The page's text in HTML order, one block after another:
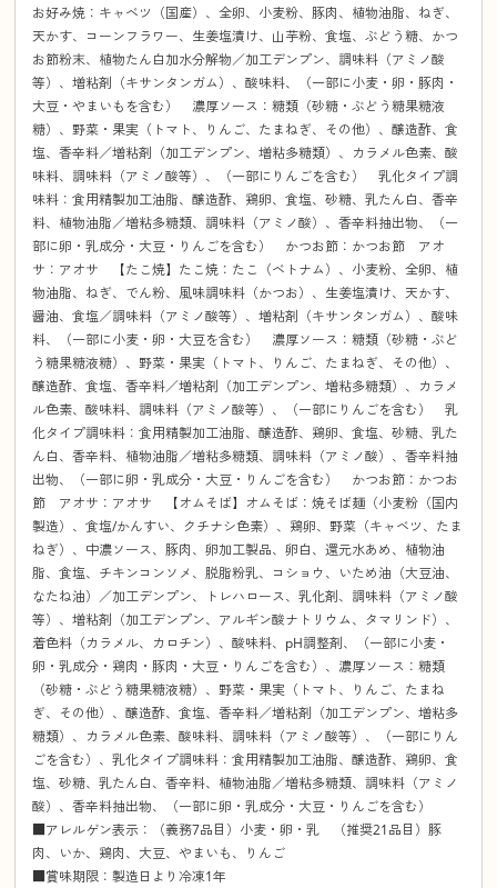
お好み焼：キャベツ（国産）、全卵、小麦粉、豚肉、植物油脂、ねぎ、
天かす、コーンフラワー、生姜塩漬け、山芋粉、食塩、ぶどう糖、かつ
お節粉末、植物たん白加水分解物／加工デンプン、調味料（アミノ酸
等）、増粘剤（キサンタンガム）、酸味料、（一部に小麦・卵・豚肉・
大豆・やまいもを含む） 濃厚ソース：糖類（砂糖・ぶどう糖果糖液
糖）、野菜・果実（トマト、りんご、たまねぎ、その他）、醸造酢、食
塩、香辛料／増粘剤（加工デンプン、増粘多糖類）、カラメル色素、酸
味料、調味料（アミノ酸等）、（一部にりんごを含む） 乳化タイプ調
味料：食用精製加工油脂、醸造酢、鶏卵、食塩、砂糖、乳たん白、香辛
料、植物油脂／増粘多糖類、調味料（アミノ酸）、香辛料抽出物、（一
部に卵・乳成分・大豆・りんごを含む） かつお節：かつお節 アオ
サ：アオサ 【たこ焼】たこ焼：たこ（ベトナム）、小麦粉、全卵、植
物油脂、ねぎ、でん粉、風味調味料（かつお）、生姜塩漬け、天かす、
醤油、食塩／調味料（アミノ酸等）、増粘剤（キサンタンガム）、酸味
料、（一部に小麦・卵・大豆を含む） 濃厚ソース：糖類（砂糖・ぶど
う糖果糖液糖）、野菜・果実（トマト、りんご、たまねぎ、その他）、
醸造酢、食塩、香辛料／増粘剤（加工デンプン、増粘多糖類）、カラメ
ル色素、酸味料、調味料（アミノ酸等）、（一部にりんごを含む） 乳
化タイプ調味料：食用精製加工油脂、醸造酢、鶏卵、食塩、砂糖、乳た
ん白、香辛料、植物油脂／増粘多糖類、調味料（アミノ酸）、香辛料抽
出物、（一部に卵・乳成分・大豆・りんごを含む） かつお節：かつお
節 アオサ：アオサ 【オムそば】オムそば：焼そば麺（小麦粉（国内
製造）、食塩/かんすい、クチナシ色素）、鶏卵、野菜（キャベツ、たま
ねぎ）、中濃ソース、豚肉、卵加工製品、卵白、還元水あめ、植物油
脂、食塩、チキンコンソメ、脱脂粉乳、コショウ、いため油（大豆油、
なたね油）／加工デンプン、トレハロース、乳化剤、調味料（アミノ酸
等）、増粘剤（加工デンプン、アルギン酸ナトリウム、タマリンド）、
着色料（カラメル、カロチン）、酸味料、pH調整剤、（一部に小麦・
卵・乳成分・鶏肉・豚肉・大豆・りんごを含む）、濃厚ソース：糖類
（砂糖・ぶどう糖果糖液糖）、野菜・果実（トマト、りんご、たまね
ぎ、その他）、醸造酢、食塩、香辛料／増粘剤（加工デンプン、増粘多
糖類）、カラメル色素、酸味料、調味料（アミノ酸等）、（一部にりん
ごを含む）、乳化タイプ調味料：食用精製加工油脂、醸造酢、鶏卵、食
塩、砂糖、乳たん白、香辛料、植物油脂／増粘多糖類、調味料（アミノ
酸）、香辛料抽出物、（一部に卵・乳成分・大豆・りんごを含む）
■アレルゲン表示：（義務7品目）小麦・卵・乳 （推奨21品目）豚
肉、いか、鶏肉、大豆、やまいも、りんご
■賞味期限：製造日より冷凍1年